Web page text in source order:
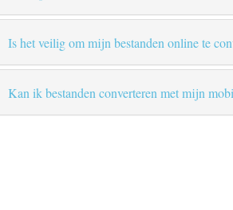
Is het veilig om mijn bestanden online te
Kan ik bestanden converteren met mijn